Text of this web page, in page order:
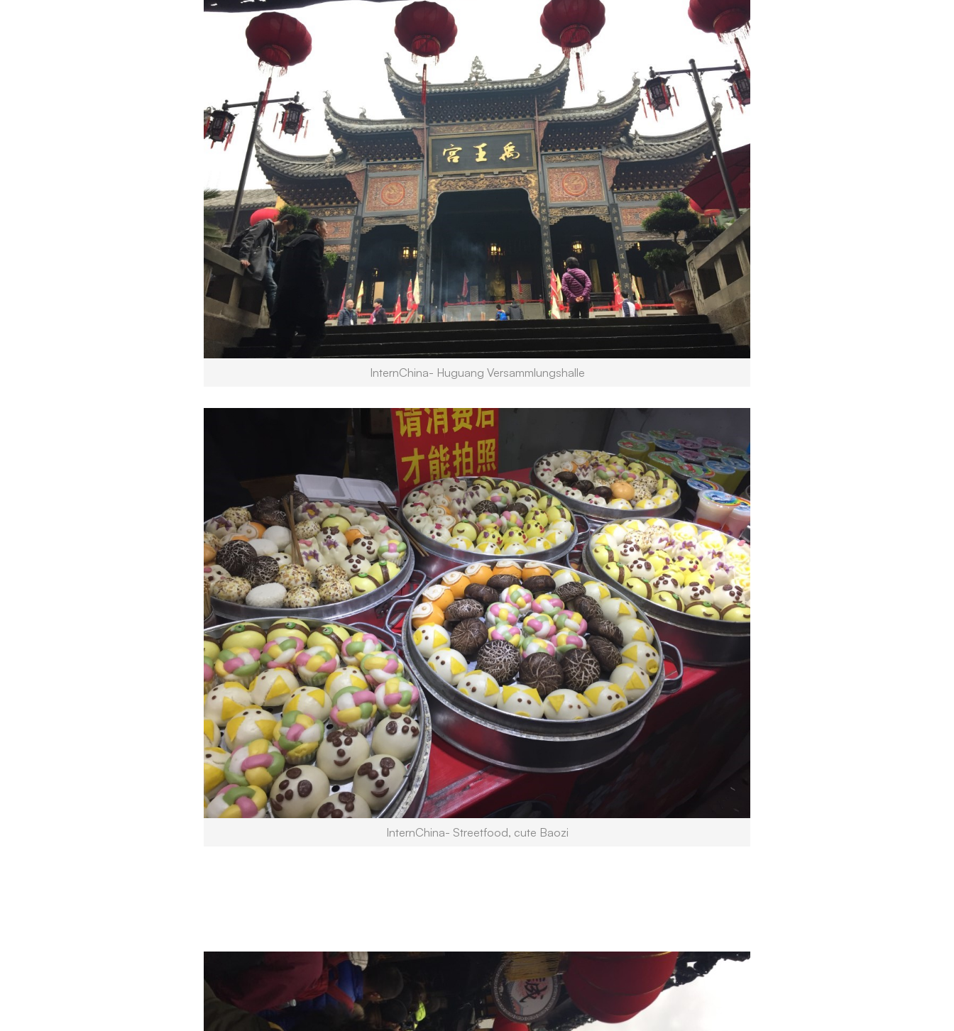
InternChina- Huguang Versammlungshalle
InternChina- Streetfood, cute Baozi